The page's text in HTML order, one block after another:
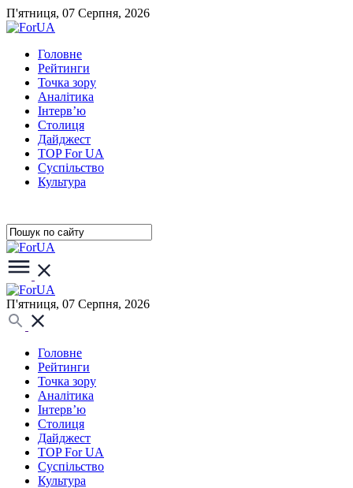
П'ятниця, 07 Серпня, 2026
Головне
Рейтинги
Точка зору
Аналітика
Інтерв’ю
Столиця
Дайджест
TOP For UA
Суспiльство
Культура
П'ятниця, 07 Серпня, 2026
Головне
Рейтинги
Точка зору
Аналітика
Інтерв’ю
Столиця
Дайджест
TOP For UA
Суспiльство
Культура